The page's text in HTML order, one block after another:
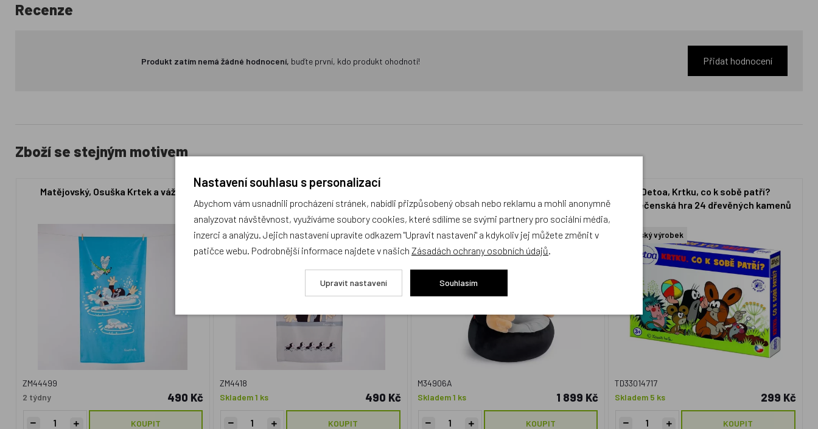
Recenze
Produkt zatím nemá žádné hodnocení, buďte první, kdo produkt ohodnotí! Přidat hodnocení
Zboží se stejným motivem
Matějovský, Osuška Krtek a vážka
ZM44499
2 týdny
490 Kč
KOUPIT
Matějovský, Osuška Krtek a mravenci
ZM4418
Skladem 1 ks
490 Kč
KOUPIT
- mluvící
Doprava zdarma
Český výrobek
M34906A
Skladem 1 ks
1 899 Kč
KOUPIT
Detoa, Krtku, co k sobě patří?
společenská hra 24 dřevěných kamenů
Český výrobek
TD33014717
Skladem 5 ks
299 Kč
KOUPIT
Nastavení souhlasu s personalizací
Abychom vám usnadnili procházení stránek, nabídli přizpůsobený obsah nebo reklamu a mohli anonymně
analyzovat návštěvnost, využíváme soubory cookies, které sdílíme se svými partnery pro sociální média,
inzerci a analýzu. Jejich nastavení upravíte odkazem "Upravit nastavení" a kdykoliv jej můžete změnit v
patičce webu. Podrobnější informace najdete v našich Zásadách ochrany osobních údajů.
Upravit nastavení Souhlasím